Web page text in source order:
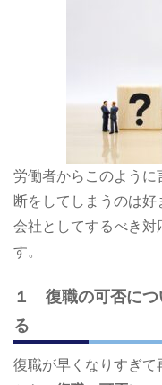
労働者からこのように
断をしてしまうのは好
会社としてするべき対
す。
１ 復職の可否につ
る
復職が早くなりすぎて